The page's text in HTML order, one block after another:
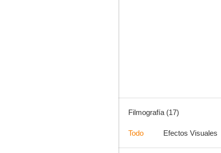
Filmografía (17)
Todo Efectos Visuales